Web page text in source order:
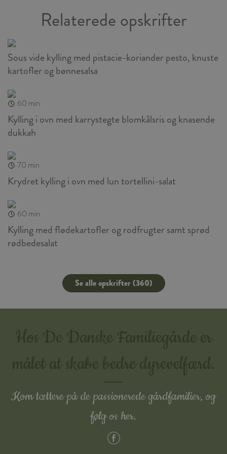
Relaterede opskrifter
Sous vide kylling med pistacie-koriander pesto, knuste
kartofler og bønnesalsa
60 min
Kylling i ovn med karrystegte blomkålsris og knasende
dukkah
70 min
Krydret kylling i ovn med lun tortellini-salat
60 min
Kylling med flødekartofler og rodfrugter samt sprød
rødbedesalat
Se alle opskrifter (360)
Kom tættere på de passionerede gårdfamilier, og
følg os her.